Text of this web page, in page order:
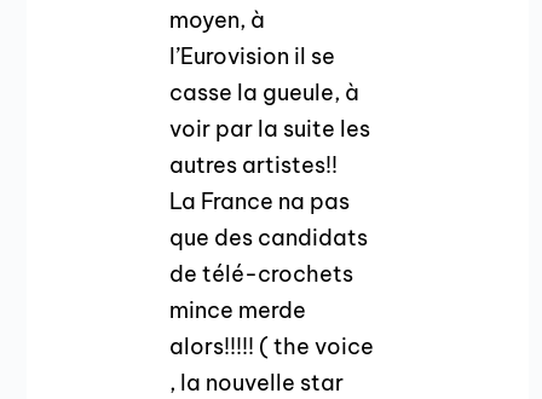
moyen, à
l’Eurovision il se
casse la gueule, à
voir par la suite les
autres artistes!!
La France na pas
que des candidats
de télé-crochets
mince merde
alors!!!!! ( the voice
, la nouvelle star